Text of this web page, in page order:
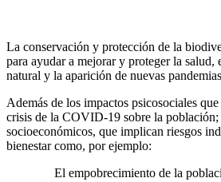
La conservación y protección de la
para ayudar a mejorar y proteger la
natural y la aparición de nuevas
Además de los impactos psicosociales
crisis de la COVID-19 sobre la población;
socioeconómicos, que implican riesgos
bienestar como, por ejemplo:
El empobrecimiento de la